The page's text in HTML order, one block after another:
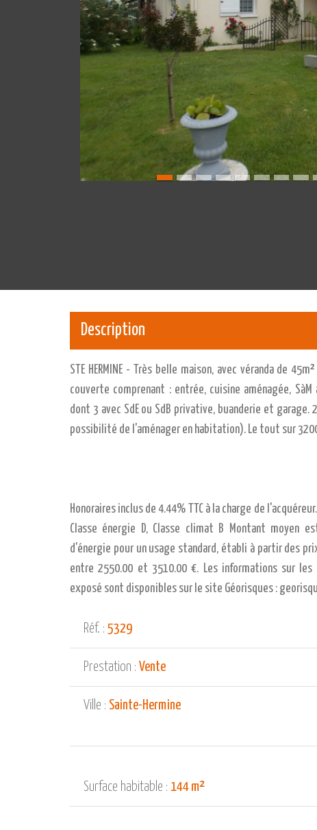
Précédente
Description
STE HERMINE - Très belle maison, avec véranda de
couverte comprenant : entrée, cuisine aménagée,
dont 3 avec SdE ou SdB privative, buanderie et garage.
possibilité de l'aménager en habitation). Le tout sur
Honoraires inclus de 4.44% TTC à la charge de
Classe énergie D, Classe climat B Montant moyen
d'énergie pour un usage standard, établi à partir des
entre 2550.00 et 3510.00 €. Les informations sur
exposé sont disponibles sur le site Géorisques :
Réf. : 5329
Prestation : Vente
Ville : Sainte-Hermine
Surface habitable : 144 m²